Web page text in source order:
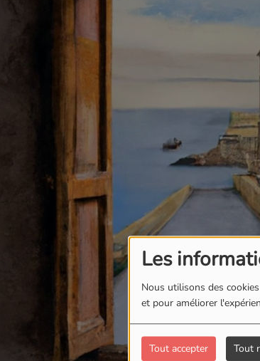
Les
Nous utilisons des
et pour améliorer
Tout accepter Tout